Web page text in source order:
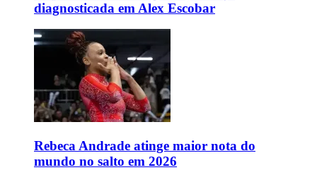
diagnosticada em Alex Escobar
Rebeca Andrade atinge maior nota do
mundo no salto em 2026